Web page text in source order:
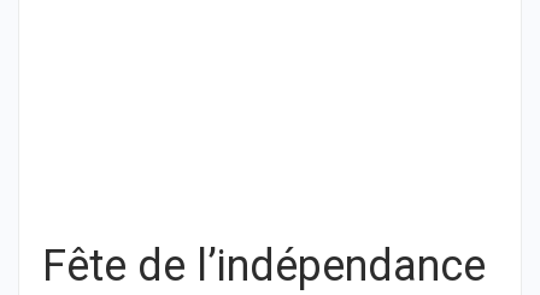
Fête de l’indépendance